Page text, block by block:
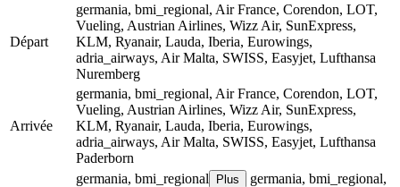
Départ
germania, bmi_regional, Air France, Corendon, LOT,
Vueling, Austrian Airlines, Wizz Air, SunExpress,
KLM, Ryanair, Lauda, Iberia, Eurowings,
adria_airways, Air Malta, SWISS, Easyjet, Lufthansa
Nuremberg
Arrivée
germania, bmi_regional, Air France, Corendon, LOT,
Vueling, Austrian Airlines, Wizz Air, SunExpress,
KLM, Ryanair, Lauda, Iberia, Eurowings,
adria_airways, Air Malta, SWISS, Easyjet, Lufthansa
Paderborn
germania, bmi_regional Plus
germania, bmi_regional,